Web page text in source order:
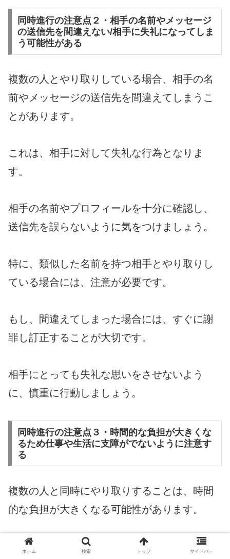
同時進行の注意点２・相手の名前やメッセージ
の送信先を間違えない/相手に失礼になってしま
う可能性がある
複数の人とやり取りしている場合、相手の名
前やメッセージの送信先を間違えてしまうこ
とがあります。
これは、相手に対して失礼な行為となりま
す。
相手の名前やプロフィールを十分に確認し、
送信先を誤らないように気をつけましょう。
特に、類似した名前を持つ相手とやり取りし
ている場合には、注意が必要です。
もし、間違えてしまった場合には、すぐに謝
罪し訂正することが大切です。
相手にとっても失礼な思いをさせないよう
に、慎重に行動しましょう。
同時進行の注意点３・時間的な負担が大きくな
るため仕事や生活に支障がでないように注意す
る
複数の人と同時にやり取りすることは、時間
的な負担が大きくなる可能性があります。
これによって、仕事や生活に支障が出てしま
ホーム 検索 トップ サイドバー